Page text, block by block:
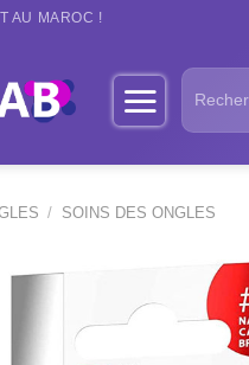
AU MAROC !
Recherche
pour :
/ SOINS DES ONGLES